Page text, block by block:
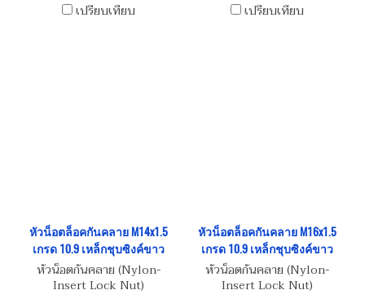
เปรียบเทียบ
เปรียบเทียบ
หัวน็อตล็อคกันคลาย M14x1.5
เกรด 10.9 เหล็กชุบซิงค์ขาว
หัวน็อตกันคลาย (Nylon-
Insert Lock Nut)
หัวน็อตล็อคกันคลาย M16x1.5
เกรด 10.9 เหล็กชุบซิงค์ขาว
หัวน็อตกันคลาย (Nylon-
Insert Lock Nut)